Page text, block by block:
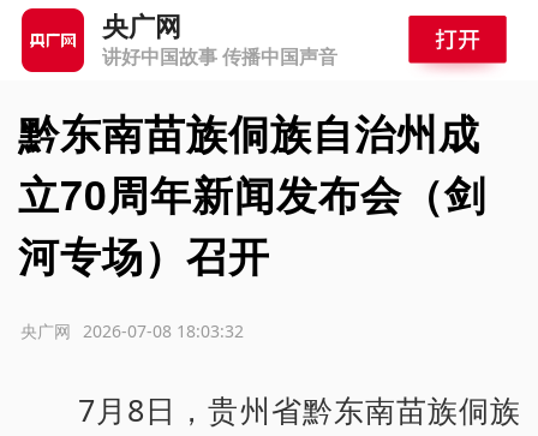
央广网
讲好中国故事 传播中国声音
黔东南苗族侗族自治州成
立70周年新闻发布会（剑
河专场）召开
2026-07-08 18:03:32
央广网
7月8日，贵州省黔东南苗族侗族